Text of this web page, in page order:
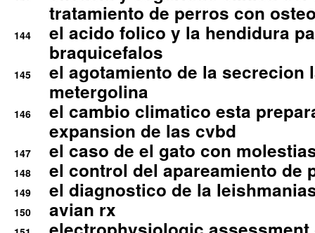
tratamiento de perros con
144
el acido folico y la hendidura
braquicefalos
145
el agotamiento de la secrecion
metergolina
146
el cambio climatico esta
expansion de las cvbd
147 el caso de el gato con
148 el control del apareamiento de
149 el diagnostico de la
150 avian rx